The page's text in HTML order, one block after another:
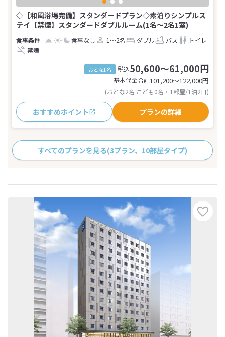
◇【和風浴場完備】スタンダードプラン◇素泊りシンプルス
テイ【禁煙】スタンダードダブルルーム(1名～2名1室)
食事なし 1～2名 ダブル バス
トイレ
禁煙
おとな1名 税込50,600～61,000円
基本代金合計101,200〜122,000円
(おとな2名 こども0名・1部屋/1泊2日)
おすすめポイント プランの詳細
すべてのプランを見る(3プラン、10部屋タイプ)